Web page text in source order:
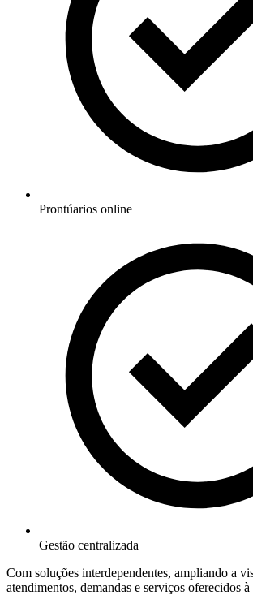
Prontúarios online
Gestão centralizada
Com soluções interdependentes, ampliando a
atendimentos, demandas e serviços oferecidos